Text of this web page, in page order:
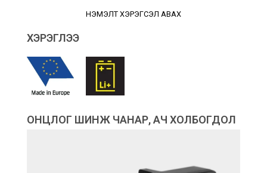
НЭМЭЛТ ХЭРЭГСЭЛ АВАХ
ХЭРЭГЛЭЭ
ОНЦЛОГ ШИНЖ ЧАНАР, АЧ ХОЛБОГДОЛ